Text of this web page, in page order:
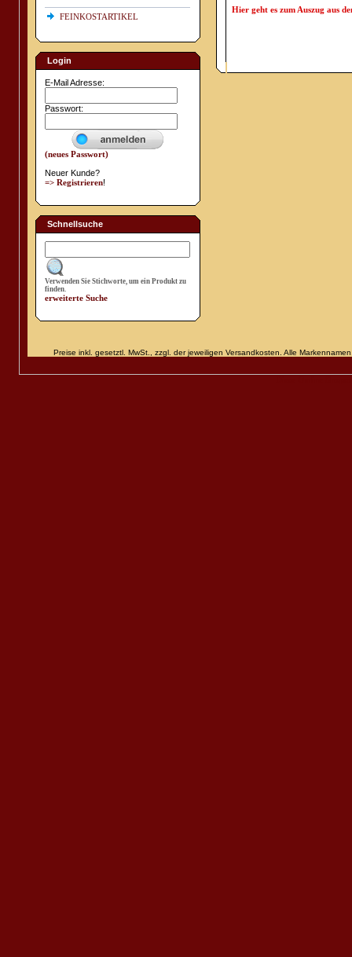
FEINKOSTARTIKEL
Login
E-Mail Adresse:
Passwort:
(neues Passwort)
Neuer Kunde?
=> Registrieren!
Schnellsuche
Verwenden Sie Stichworte, um ein Produkt zu
finden.
erweiterte Suche
Hier geht es zum Auszug aus
Preise inkl. gesetztl. MwSt., zzgl. der jeweiligen Versandkosten. Alle